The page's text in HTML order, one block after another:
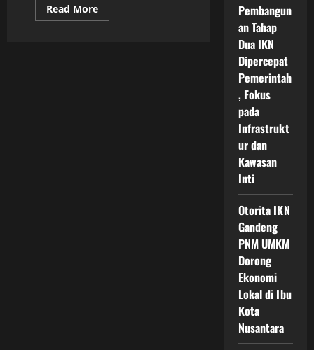
Read MoreRead
more
Pembangun
an Tahap
Dua IKN
Dipercepat
Pemerintah
, Fokus
pada
Infrastrukt
ur dan
Kawasan
Inti
Otorita IKN
Gandeng
PNM UMKM
Dorong
Ekonomi
Lokal di Ibu
Kota
Nusantara